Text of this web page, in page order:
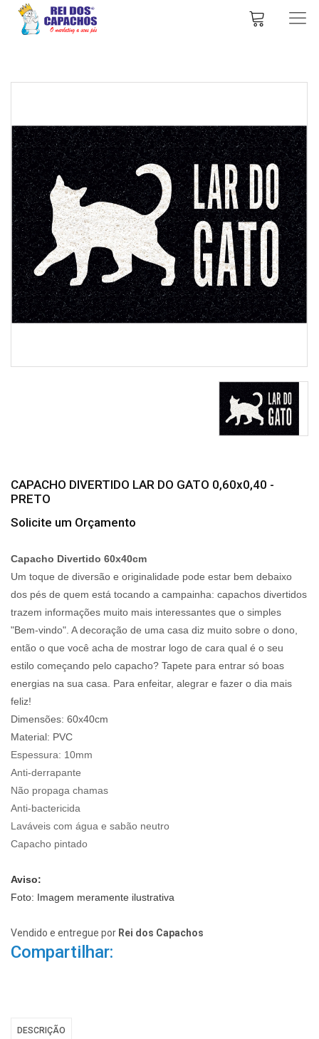
CAPACHO DIVERTIDO LAR DO GATO 0,60x0,40 -
PRETO
Solicite um Orçamento
Capacho Divertido 60x40cm
Um toque de diversão e originalidade pode estar bem debaixo
dos pés de quem está tocando a campainha: capachos divertidos
trazem informações muito mais interessantes que o simples
"Bem-vindo". A decoração de uma casa diz muito sobre o dono,
então o que você acha de mostrar logo de cara qual é o seu
estilo começando pelo capacho? Tapete para entrar só boas
energias na sua casa. Para enfeitar, alegrar e fazer o dia mais
feliz!
Dimensões: 60x40cm
Material: PVC
Espessura: 10mm
Anti-derrapante
Não propaga chamas
Anti-bactericida
Laváveis com água e sabão neutro
Capacho pintado
Aviso:
Foto: Imagem meramente ilustrativa
Vendido e entregue por Rei dos Capachos
Compartilhar:
DESCRIÇÃO